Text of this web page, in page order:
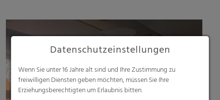
Datenschutzeinstellungen
Wenn Sie unter 16 Jahre alt sind und Ihre Zustimmung zu
freiwilligen Diensten geben möchten, müssen Sie Ihre
Erziehungsberechtigten um Erlaubnis bitten.